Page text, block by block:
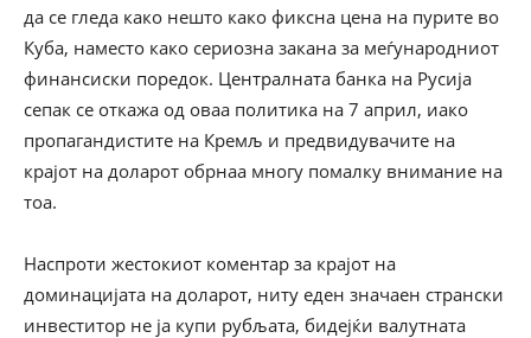
да се гледа како нешто како фиксна цена на пурите во
Куба, наместо како сериозна закана за меѓународниот
финансиски поредок. Централната банка на Русија
сепак се откажа од оваа политика на 7 април, иако
пропагандистите на Кремљ и предвидувачите на
крајот на доларот обрнаа многу помалку внимание на
тоа.
Наспроти жестокиот коментар за крајот на
доминацијата на доларот, ниту еден значаен странски
инвеститор не ја купи рубљата, бидејќи валутната